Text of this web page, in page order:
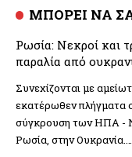
ΜΠΟΡΕΙ ΝΑ
Ρωσία: Νεκροί και
παραλία από
Συνεχίζονται με
εκατέρωθεν πλήγματα
σύγκρουση των ΗΠΑ -
Ρωσία, στην Ουκρανία.…